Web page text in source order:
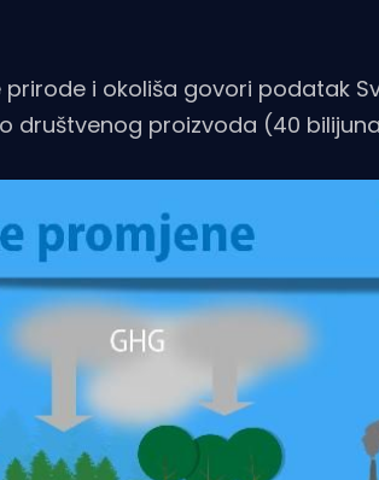
prirode i okoliša govori podatak
društvenog proizvoda (40